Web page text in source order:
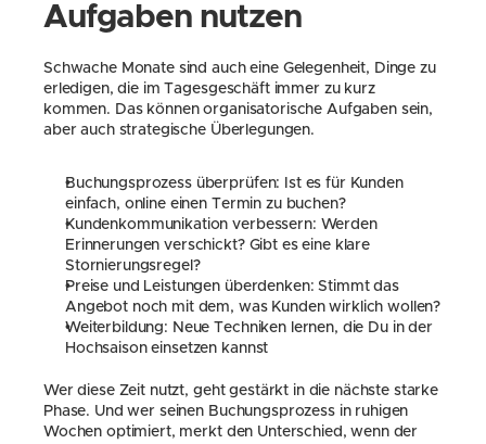
Aufgaben nutzen
Schwache Monate sind auch eine Gelegenheit, Dinge zu
erledigen, die im Tagesgeschäft immer zu kurz
kommen. Das können organisatorische Aufgaben sein,
aber auch strategische Überlegungen.
Buchungsprozess überprüfen: Ist es für Kunden
einfach, online einen Termin zu buchen?
Kundenkommunikation verbessern: Werden
Erinnerungen verschickt? Gibt es eine klare
Stornierungsregel?
Preise und Leistungen überdenken: Stimmt das
Angebot noch mit dem, was Kunden wirklich wollen?
Weiterbildung: Neue Techniken lernen, die Du in der
Hochsaison einsetzen kannst
Wer diese Zeit nutzt, geht gestärkt in die nächste starke
Phase. Und wer seinen Buchungsprozess in ruhigen
Wochen optimiert, merkt den Unterschied, wenn der